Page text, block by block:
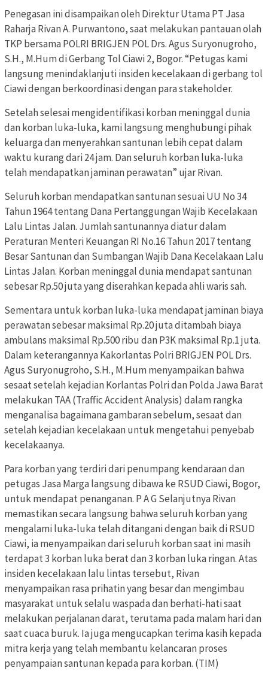
Penegasan ini disampaikan oleh Direktur Utama PT Jasa
Raharja Rivan A. Purwantono, saat melakukan pantauan olah
TKP bersama POLRI BRIGJEN POL Drs. Agus Suryonugroho,
S.H., M.Hum di Gerbang Tol Ciawi 2, Bogor. “Petugas kami
langsung menindaklanjuti insiden kecelakaan di gerbang tol
Ciawi dengan berkoordinasi dengan para stakeholder.
Setelah selesai mengidentifikasi korban meninggal dunia
dan korban luka-luka, kami langsung menghubungi pihak
keluarga dan menyerahkan santunan lebih cepat dalam
waktu kurang dari 24 jam. Dan seluruh korban luka-luka
telah mendapatkan jaminan perawatan” ujar Rivan.
Seluruh korban mendapatkan santunan sesuai UU No 34
Tahun 1964 tentang Dana Pertanggungan Wajib Kecelakaan
Lalu Lintas Jalan. Jumlah santunannya diatur dalam
Peraturan Menteri Keuangan RI No.16 Tahun 2017 tentang
Besar Santunan dan Sumbangan Wajib Dana Kecelakaan Lalu
Lintas Jalan. Korban meninggal dunia mendapat santunan
sebesar Rp.50 juta yang diserahkan kepada ahli waris sah.
Sementara untuk korban luka-luka mendapat jaminan biaya
perawatan sebesar maksimal Rp.20 juta ditambah biaya
ambulans maksimal Rp.500 ribu dan P3K maksimal Rp.1 juta.
Dalam keterangannya Kakorlantas Polri BRIGJEN POL Drs.
Agus Suryonugroho, S.H., M.Hum menyampaikan bahwa
sesaat setelah kejadian Korlantas Polri dan Polda Jawa Barat
melakukan TAA (Traffic Accident Analysis) dalam rangka
menganalisa bagaimana gambaran sebelum, sesaat dan
setelah kejadian kecelakaan untuk mengetahui penyebab
kecelakaanya.
Para korban yang terdiri dari penumpang kendaraan dan
petugas Jasa Marga langsung dibawa ke RSUD Ciawi, Bogor,
untuk mendapat penanganan. P A G Selanjutnya Rivan
memastikan secara langsung bahwa seluruh korban yang
mengalami luka-luka telah ditangani dengan baik di RSUD
Ciawi, ia menyampaikan dari seluruh korban saat ini masih
terdapat 3 korban luka berat dan 3 korban luka ringan. Atas
insiden kecelakaan lalu lintas tersebut, Rivan
menyampaikan rasa prihatin yang besar dan mengimbau
masyarakat untuk selalu waspada dan berhati-hati saat
melakukan perjalanan darat, terutama pada malam hari dan
saat cuaca buruk. Ia juga mengucapkan terima kasih kepada
mitra kerja yang telah membantu kelancaran proses
penyampaian santunan kepada para korban. (TIM)